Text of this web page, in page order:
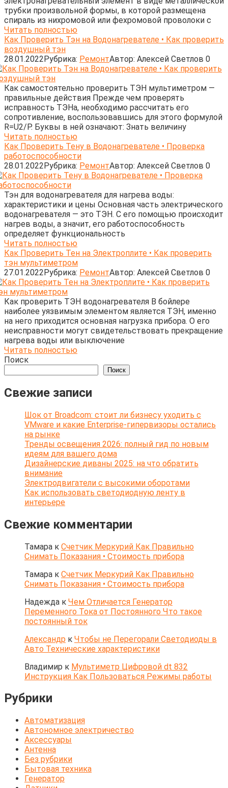
трубки произвольной формы, в которой размещена
спираль из нихромовой или фехромовой проволоки с
Читать полностью
Как Проверить Тэн на Водонагревателе • Как проверить
воздушный тэн
28.01.2022Рубрика: РемонтАвтор: Алексей Светлов 0
Как самостоятельно проверить ТЭН мультиметром —
правильные действия Прежде чем проверять
исправность ТЭНа, необходимо рассчитать его
сопротивление, воспользовавшись для этого формулой
R=U2/P. Буквы в ней означают: Знать величину
Читать полностью
Как Проверить Тену в Водонагревателе • Проверка
работоспособности
28.01.2022Рубрика: РемонтАвтор: Алексей Светлов 0
Тэн для водонагревателя для нагрева воды:
характеристики и цены Основная часть электрического
водонагревателя — это ТЭН. С его помощью происходит
нагрев воды, а значит, его работоспособность
определяет функциональность
Читать полностью
Как Проверить Тен на Электроплите • Как проверить
тэн мультиметром
27.01.2022Рубрика: РемонтАвтор: Алексей Светлов 0
Как проверить ТЭН водонагревателя В бойлере
наиболее уязвимым элементом является ТЭН, именно
на него приходится основная нагрузка прибора. О его
неисправности могут свидетельствовать прекращение
нагрева воды или выключение
Читать полностью
Поиск
Поиск
Свежие записи
Шок от Broadcom: стоит ли бизнесу уходить с
VMware и какие Enterprise-гипервизоры остались
на рынке
Тренды освещения 2026: полный гид по новым
идеям для вашего дома
Дизайнерские диваны 2025: на что обратить
внимание
Электродвигатели с высокими оборотами
Как использовать светодиодную ленту в
интерьере
Свежие комментарии
Тамара к Счетчик Меркурий Как Правильно
Снимать Показания • Стоимость прибора
Тамара к Счетчик Меркурий Как Правильно
Снимать Показания • Стоимость прибора
Надежда к Чем Отличается Генератор
Переменного Тока от Постоянного Что такое
постоянный ток
Александр к Чтобы не Перегорали Светодиоды в
Авто Технические характеристики
Владимир к Мультиметр Цифровой dt 832
Инструкция Как Пользоваться Режимы работы
Рубрики
Автоматизация
Автономное электричество
Аксессуары
Антенна
Без рубрики
Бытовая техника
Генератор